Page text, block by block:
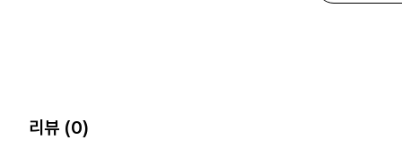
리뷰 (0)